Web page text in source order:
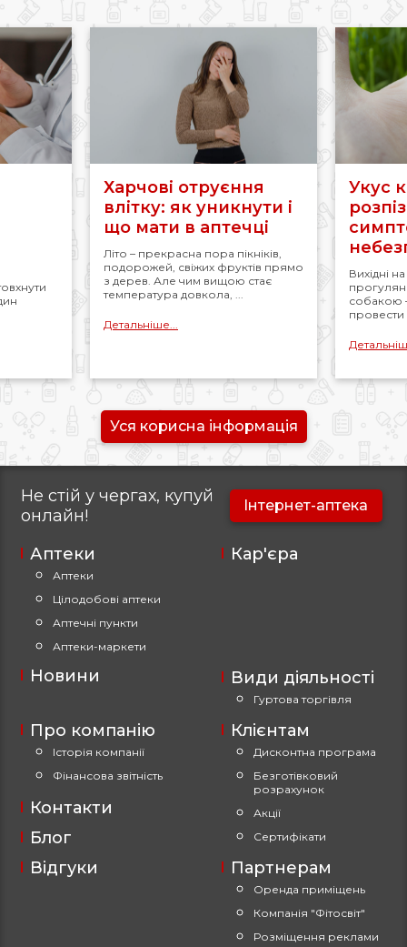
Харчові отруєння
влітку: як уникнути і
що мати в аптечці
Літо – прекрасна пора пікніків,
подорожей, свіжих фруктів прямо
з дерев. Але чим вищою стає
температура довкола, ...
Детальніше...
Укус
Вихідні
собакою
провести
Уся корисна інформація
Не стій у чергах, купуй
онлайн!
Інтернет-аптека
Аптеки
Аптеки
Цілодобові аптеки
Аптечні пункти
Аптеки-маркети
Про компанію
Історія компанії
Фінансова звітність
Види діяльності
Гуртова торгівля
Контакти
Відгуки
Новини
Клієнтам
Дисконтна програма
Безготівковий
розрахунок
Акції
Сертифікати
Партнерам
Оренда приміщень
Компанія "Фітосвіт"
Розміщення реклами
Блог
Кар'єра